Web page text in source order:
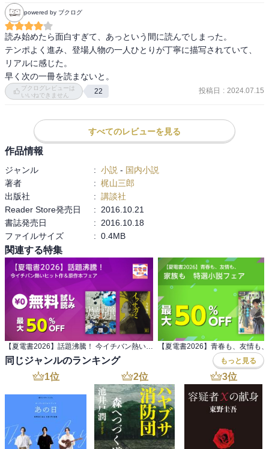
立が書かれている。エピソードが所々に書かれ、興味が尽きませ
ん。実話だと言う人、どこまで真実かと言う人、両方がいます。真
実は闇の中。先ずはフィクションとして楽しむ本でしょう。十四章
構成（第一章；ふたりの使用人～）。
３．私の個別感想（心に残った文章を３点に絞り込み、私見を合わ
せて記述）；
（１）第二章【社内事情】より、（武田社長）「豊臣家は創業家だ
から尊重するが、人事は公平。このグローバルの時代、血縁に頼っ
地位に登用」「私が社長に就任する以上、お公家集団のぬるま湯は
許しません。社員諸君は何も変えない事が最も悪いと気付いてほし
い。現状維持はイコール堕落です」
●感想⇒①「血縁に頼っていては衰退するばかり」について。日本の
企業は約256万社。同族経営は、その内約96％。大企業では、トヨタ
の他にもパナソニック・サントリー等、名だたる会社が同族経営で
す。同族経営にも、メリット（意思決定の速さ等）とデメリット
（私物化の懸念等）があります。一方で、本田宗一郎氏は会社に親
族を入れる事を頑なに拒んだそうです。要は創業者の考えで、会社
の命運が決まるという事でしょうか。本書のトヨトミは、デメリッ
トが際立ったと思いますが、経営の評価は同族だけでなく広い観点
で判断すべきと考えます。②「社員諸君は何も変えない事が最も悪
い」について。これは私もよく言われました。企業を取り巻く環境
は、グローバル化によって、目まぐるしく変化しています。仕事を
マニュアルに沿った作業ではなく、常に創意工夫するのです。個人
の仕事のやりがいと成長の為にも知恵を絞り、考え続け事が重要で
（２）第六章【ハイブリッド】より、（山崎；衆議院議員）『「会
社には朝一番に行って掃除をしろ」「電話は真っ先に取れ」「お客
様の荷物を持ってタクシーに乗せ、見えなくなるまでしっかり見送
れ」いたずらにアメリカナイズされる事無く、日本人らしく謙虚に
誠実に振舞え、という事だ』
●感想⇒会社に入った頃、「お客様が見えなくなるまで見送
れ・・・」を始め、研修で教えて貰ったというよりも、先輩がそれ
らを自然体で実行しており、私も見様見真似で覚えました。企業の
powered by ブクログ
読み始めたら面白すぎて、あっという間に読んでしまった。
テンポよく進み、登場人物の一人ひとりが丁寧に描写されていて、
リアルに感じた。
ブクログレビューは
いいねできません
22 投稿日 : 2024.07.15
すべてのレビューを見る
作品情報
ジャンル : 小説 - 国内小説
著者
: 梶山三郎
出版社
: 講談社
Reader Store発売日
:
2016.10.21
書誌発売日
:
2016.10.18
ファイルサイズ
: 0.4MB
関連する特集
【夏電書2026】話題沸騰！ 今イチバン熱いヒット作＆原作本フェア
同じジャンルのランキング もっと見る
1位 2位 3位